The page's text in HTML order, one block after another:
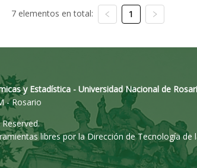
7 elementos en total: 1
y Estadística - Universidad Nacional de
- Rosario
libres por la Dirección de Tecnología de